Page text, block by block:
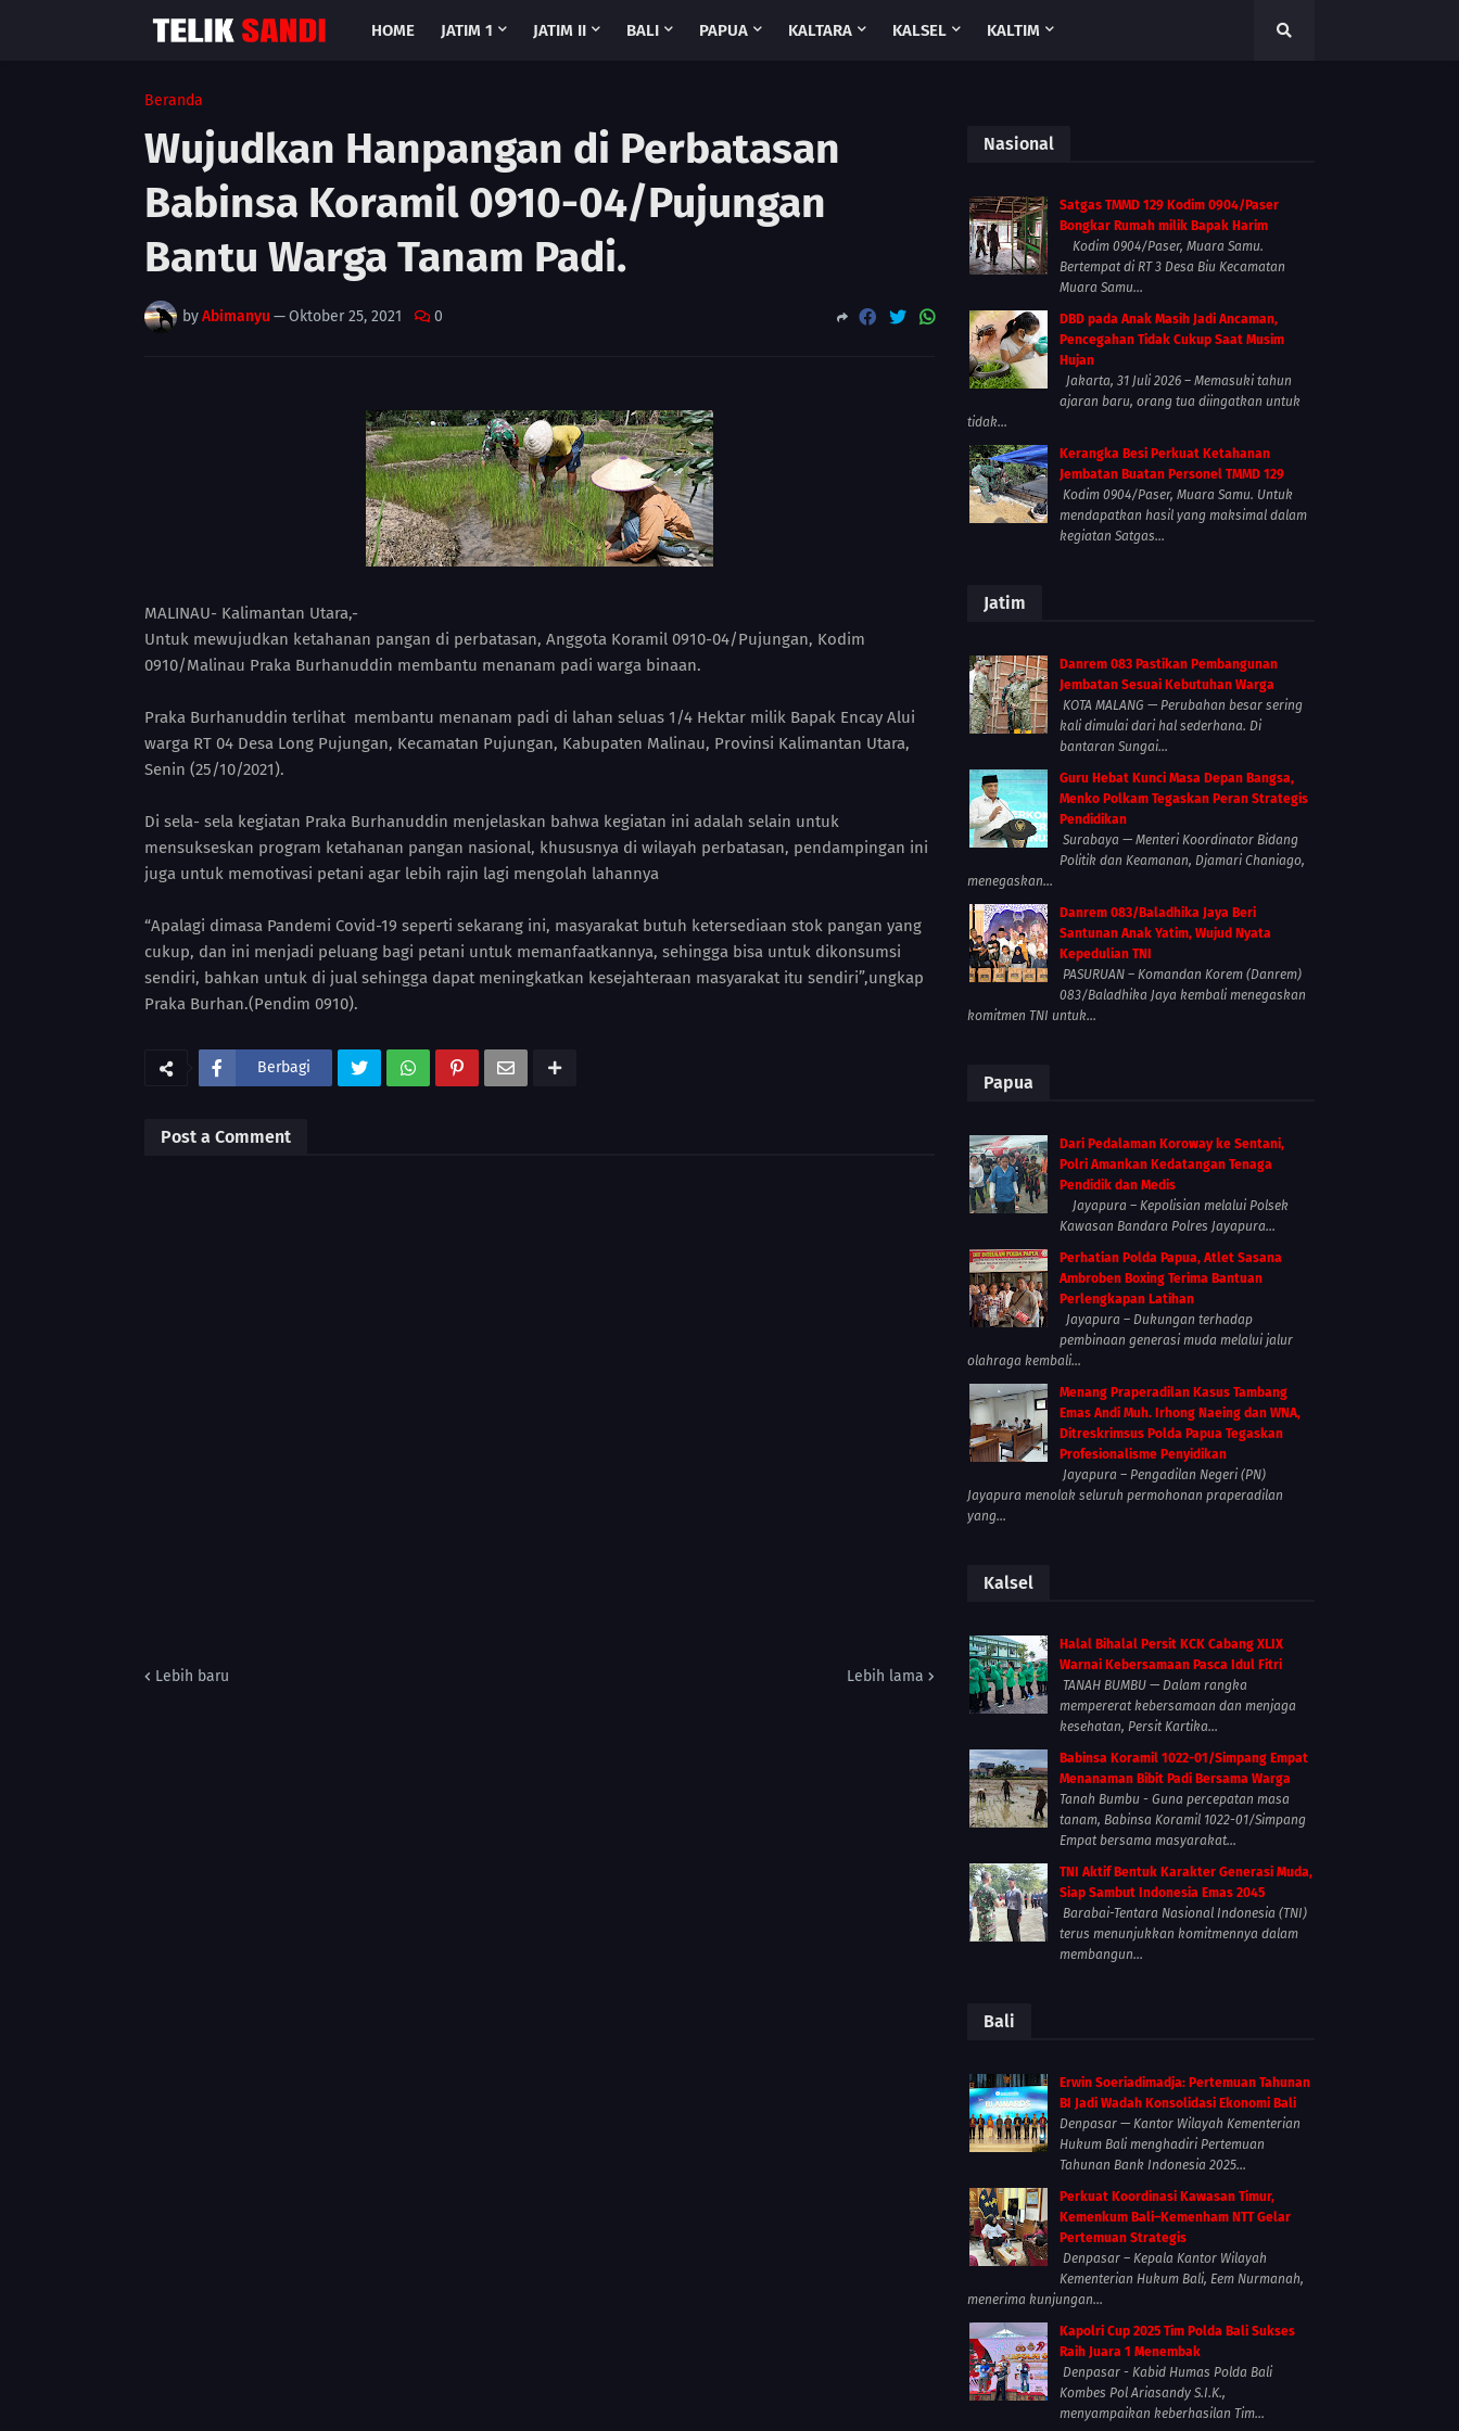
HOME JATIM 1 JATIM II BALI PAPUA KALTARA KALSEL KALTIM
Beranda
Wujudkan Hanpangan di Perbatasan
Babinsa Koramil 0910-04/Pujungan
Bantu Warga Tanam Padi.
byAbimanyu —Oktober 25, 2021 0
MALINAU- Kalimantan Utara,-
Untuk mewujudkan ketahanan pangan di perbatasan, Anggota Koramil 0910-04/Pujungan, Kodim
0910/Malinau Praka Burhanuddin membantu menanam padi warga binaan.
Praka Burhanuddin terlihat membantu menanam padi di lahan seluas 1/4 Hektar milik Bapak Encay Alui
warga RT 04 Desa Long Pujungan, Kecamatan Pujungan, Kabupaten Malinau, Provinsi Kalimantan Utara,
Senin (25/10/2021).
Di sela- sela kegiatan Praka Burhanuddin menjelaskan bahwa kegiatan ini adalah selain untuk
mensukseskan program ketahanan pangan nasional, khususnya di wilayah perbatasan, pendampingan ini
juga untuk memotivasi petani agar lebih rajin lagi mengolah lahannya
“Apalagi dimasa Pandemi Covid-19 seperti sekarang ini, masyarakat butuh ketersediaan stok pangan yang
cukup, dan ini menjadi peluang bagi petani untuk memanfaatkannya, sehingga bisa untuk dikonsumsi
sendiri, bahkan untuk di jual sehingga dapat meningkatkan kesejahteraan masyarakat itu sendiri”,ungkap
Praka Burhan.(Pendim 0910).
Berbagi
Post a Comment
Lebih baru Lebih lama
Nasional
Satgas TMMD 129 Kodim 0904/Paser
Bongkar Rumah milik Bapak Harim
Kodim 0904/Paser, Muara Samu.
Bertempat di RT 3 Desa Biu Kecamatan
Muara Samu...
DBD pada Anak Masih Jadi Ancaman,
Pencegahan Tidak Cukup Saat Musim
Hujan
Jakarta, 31 Juli 2026 – Memasuki tahun
ajaran baru, orang tua diingatkan untuk
tidak...
Kerangka Besi Perkuat Ketahanan
Jembatan Buatan Personel TMMD 129
Kodim 0904/Paser, Muara Samu. Untuk
mendapatkan hasil yang maksimal dalam
kegiatan Satgas...
Jatim
Danrem 083 Pastikan Pembangunan
Jembatan Sesuai Kebutuhan Warga
KOTA MALANG — Perubahan besar sering
kali dimulai dari hal sederhana. Di
bantaran Sungai...
Guru Hebat Kunci Masa Depan Bangsa,
Menko Polkam Tegaskan Peran Strategis
Pendidikan
Surabaya — Menteri Koordinator Bidang
Politik dan Keamanan, Djamari Chaniago,
menegaskan...
Danrem 083/Baladhika Jaya Beri
Santunan Anak Yatim, Wujud Nyata
Kepedulian TNI
PASURUAN – Komandan Korem (Danrem)
083/Baladhika Jaya kembali menegaskan
komitmen TNI untuk...
Papua
Dari Pedalaman Koroway ke Sentani,
Polri Amankan Kedatangan Tenaga
Pendidik dan Medis
Jayapura – Kepolisian melalui Polsek
Kawasan Bandara Polres Jayapura...
Perhatian Polda Papua, Atlet Sasana
Ambroben Boxing Terima Bantuan
Perlengkapan Latihan
Jayapura – Dukungan terhadap
pembinaan generasi muda melalui jalur
olahraga kembali...
Menang Praperadilan Kasus Tambang
Emas Andi Muh. Irhong Naeing dan WNA,
Ditreskrimsus Polda Papua Tegaskan
Profesionalisme Penyidikan
Jayapura – Pengadilan Negeri (PN)
Jayapura menolak seluruh permohonan praperadilan
yang...
Kalsel
Halal Bihalal Persit KCK Cabang XLIX
Warnai Kebersamaan Pasca Idul Fitri
TANAH BUMBU — Dalam rangka
mempererat kebersamaan dan menjaga
kesehatan, Persit Kartika...
Babinsa Koramil 1022-01/Simpang Empat
Menanaman Bibit Padi Bersama Warga
Tanah Bumbu - Guna percepatan masa
tanam, Babinsa Koramil 1022-01/Simpang
Empat bersama masyarakat...
TNI Aktif Bentuk Karakter Generasi Muda,
Siap Sambut Indonesia Emas 2045
Barabai-Tentara Nasional Indonesia (TNI)
terus menunjukkan komitmennya dalam
membangun...
Bali
Erwin Soeriadimadja: Pertemuan Tahunan
BI Jadi Wadah Konsolidasi Ekonomi Bali
Denpasar — Kantor Wilayah Kementerian
Hukum Bali menghadiri Pertemuan
Tahunan Bank Indonesia 2025...
Perkuat Koordinasi Kawasan Timur,
Kemenkum Bali–Kemenham NTT Gelar
Pertemuan Strategis
Denpasar – Kepala Kantor Wilayah
Kementerian Hukum Bali, Eem Nurmanah,
menerima kunjungan...
Kapolri Cup 2025 Tim Polda Bali Sukses
Raih Juara 1 Menembak
Denpasar - Kabid Humas Polda Bali
Kombes Pol Ariasandy S.I.K.,
menyampaikan keberhasilan Tim...